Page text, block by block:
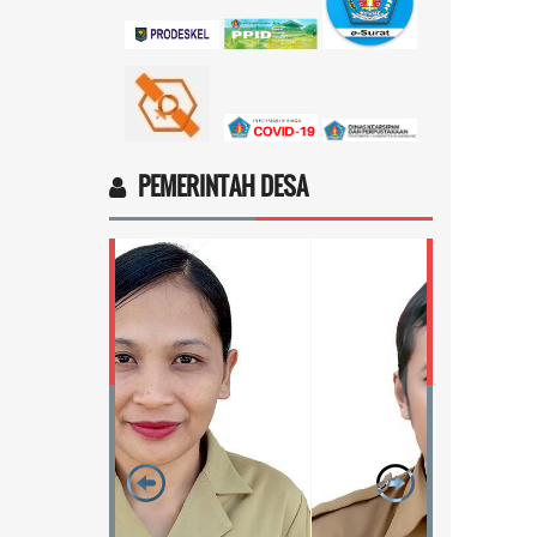
selengkapnya
17 November 2025 11:18:28
4vptP...selengkapnya
PEMERINTAH DESA